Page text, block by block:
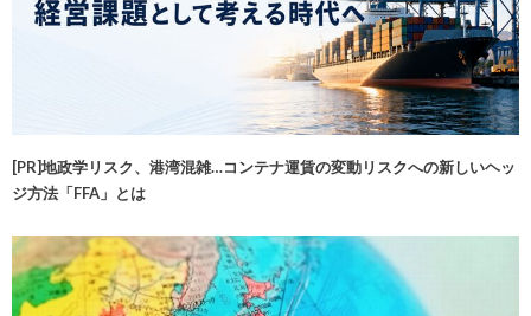
[PR]地政学リスク、港湾混雑…コンテナ運賃の変動リスクへの新しいヘッ
ジ方法「FFA」とは